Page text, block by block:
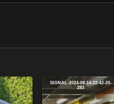
SIGNAL-2024-08-14-22-42-20-
283